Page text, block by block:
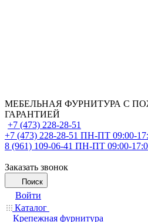
МЕБЕЛЬНАЯ ФУРНИТУРА С
ГАРАНТИЕЙ
+7 (473) 228-28-51
+7 (473) 228-28-51 ПН-ПТ 09:00-
8 (961) 109-06-41 ПН-ПТ 09:00-
Заказать звонок
Поиск
Войти
Каталог
Крепежная фурнитура